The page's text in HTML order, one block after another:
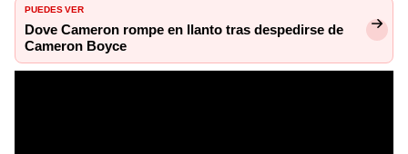
PUEDES VER
Dove Cameron rompe en llanto tras despedirse de
Cameron Boyce